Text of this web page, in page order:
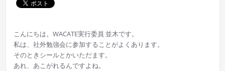
こんにちは。WACATE実行委員 並木です。
私は、社外勉強会に参加することがよくあります。
そのときシールとかいただます。
あれ、あこがれるんですよね。